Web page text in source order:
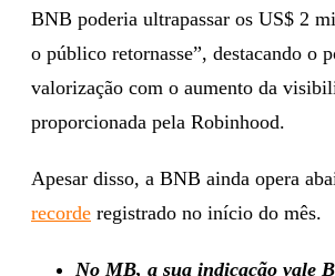
BNB poderia ultrapassar os US$ 2
o público retornasse”, destacando o
valorização com o aumento da
proporcionada pela Robinhood.
Apesar disso, a BNB ainda opera
recorde registrado no início do mês.
No MB, a sua indicação vale